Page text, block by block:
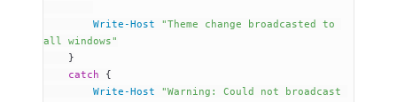
        Write-Host
"Theme change broadcasted to
all windows"
    }
    catch
{
        Write-Host
"Warning: Could not broadcast